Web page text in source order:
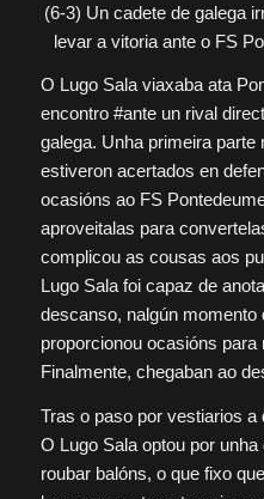
(6-3) Un cadete de galega
levar a vitoria ante o FS
O Lugo Sala viaxaba ata
encontro #ante un rival
galega. Unha primeira parte
estiveron acertados en
ocasións ao FS
aproveitalas para
complicou as cousas aos
Lugo Sala foi capaz de
descanso, nalgún momento
proporcionou ocasións
Finalmente, chegaban ao
Tras o paso por vestiarios
O Lugo Sala optou por
roubar balóns, o que fixo